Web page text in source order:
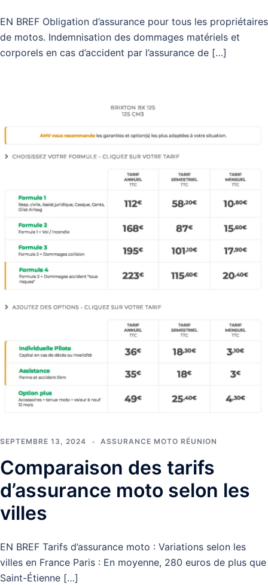
EN BREF Obligation d’assurance pour tous les propriétaires
de motos. Indemnisation des dommages matériels et
corporels en cas d’accident par l’assurance de […]
SEPTEMBRE 13, 2024 ASSURANCE MOTO RÉUNION
Comparaison des tarifs
d’assurance moto selon les
villes
EN BREF Tarifs d’assurance moto : Variations selon les
villes en France Paris : En moyenne, 280 euros de plus que
Saint-Étienne […]